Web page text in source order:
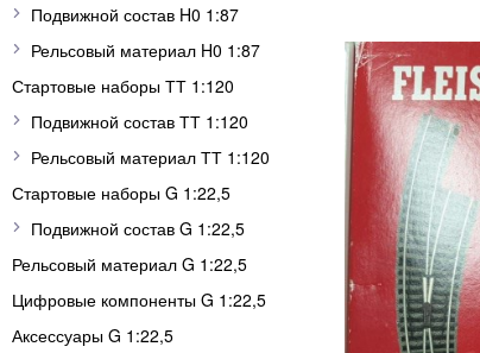
Подвижной состав H0 1:87
Рельсовый материал H0 1:87
Стартовые наборы ТТ 1:120
Подвижной состав ТТ 1:120
Рельсовый материал ТТ 1:120
Стартовые наборы G 1:22,5
Подвижной состав G 1:22,5
Рельсовый материал G 1:22,5
Цифровые компоненты G 1:22,5
Аксессуары G 1:22,5